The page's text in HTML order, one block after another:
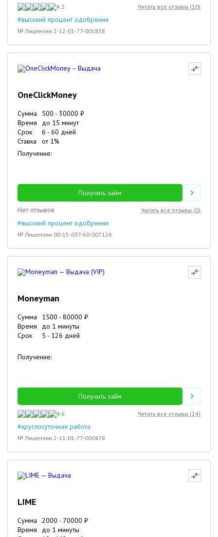
4.2 Читать все отзывы (10)
#высокий процент одобрения
№ Лицензии 2-12-01-77-001838
OneClickMoney
Сумма 500 - 30000 ₽
Время
до 15 минут
Срок
6 - 60 дней
Ставка
от 1%
Получение:
Получить займ
Нет отзывов
Читать все отзывы (0)
#высокий процент одобрения
№ Лицензии 00-15-037-60-007126
Moneyman
Сумма 1500 - 80000 ₽
Время
до 1 минуты
Срок
5 - 126 дней
Получение:
Получить займ
4.6 Читать все отзывы (14)
#круглосуточная работа
№ Лицензии 2-11-01-77-000478
LIME
Сумма 2000 - 70000 ₽
Время
до 1 минуты